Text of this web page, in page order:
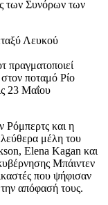
των Συνόρων των
πραγματοποιεί
ποταμό Ρίο
23 Μαΐου
Ρόμπερτς και η
μέλη του
Elena Kagan και
Μπάιντεν
που ψήφισαν
απόφασή τους.